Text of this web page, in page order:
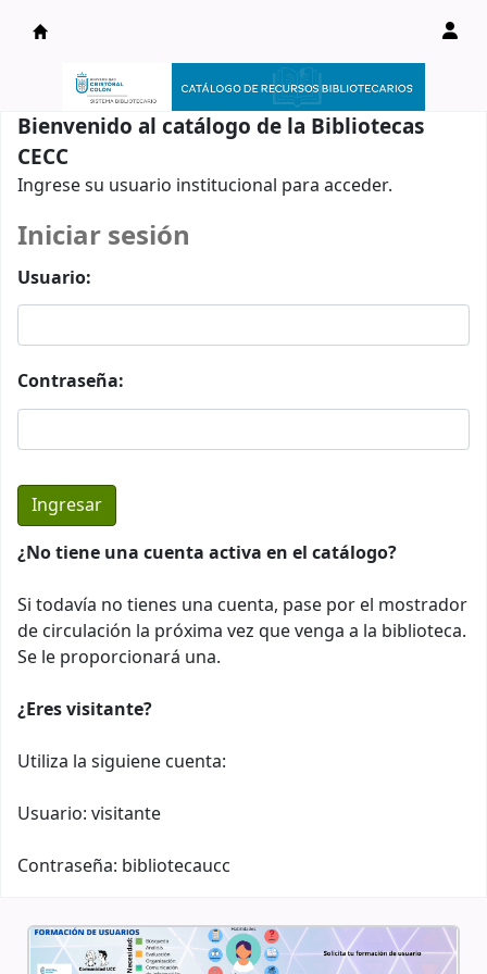
Catálogo en línea
Bienvenido al catálogo de la Bibliotecas
CECC
Ingrese su usuario institucional para acceder.
Iniciar sesión
Usuario:
Contraseña:
¿No tiene una cuenta activa en el catálogo?
Si todavía no tienes una cuenta, pase por el mostrador
de circulación la próxima vez que venga a la biblioteca.
Se le proporcionará una.
¿Eres visitante?
Utiliza la siguiene cuenta:
Usuario: visitante
Contraseña: bibliotecaucc